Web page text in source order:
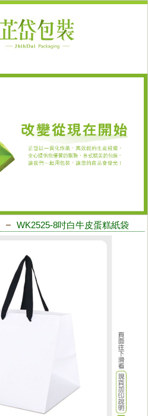
－ WK2525-8吋白牛皮蛋糕紙袋